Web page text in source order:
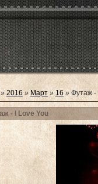
» 2016 » Март » 16 » Футаж -
- I Love You